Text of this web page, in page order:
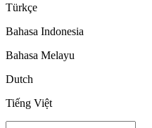
Türkçe
Bahasa Indonesia
Bahasa Melayu
Dutch
Tiếng Việt